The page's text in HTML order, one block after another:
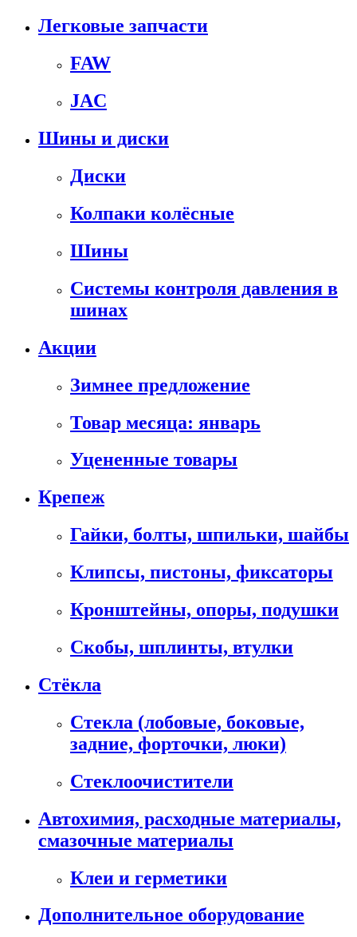
Легковые запчасти
FAW
JAC
Шины и диски
Диски
Колпаки колёсные
Шины
Системы контроля давления в
шинах
Акции
Зимнее предложение
Товар месяца: январь
Уцененные товары
Крепеж
Гайки, болты, шпильки, шайбы
Клипсы, пистоны, фиксаторы
Кронштейны, опоры, подушки
Скобы, шплинты, втулки
Стёкла
Стекла (лобовые, боковые,
задние, форточки, люки)
Стеклоочистители
Автохимия, расходные материалы,
смазочные материалы
Клеи и герметики
Дополнительное оборудование